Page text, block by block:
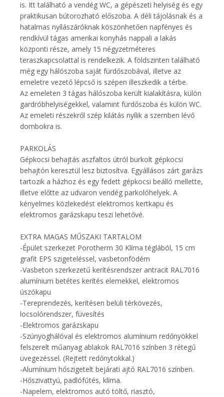
is. Itt található a vendég WC, a gépészeti helyiség és egy
praktikusan bútorozható előszoba. A déli tájolásnak és a
hatalmas nyílászáróknak köszönhetően napfényes és
rendkívül tágas amerikai konyhás nappali a lakás
központi része, amely 15 négyzetméteres
teraszkapcsolattal is rendelkezik. A földszinten található
még egy hálószoba saját fürdőszobával, illetve az
emeletre vezető lépcső is szépen illeszkedik a térbe.
Az emeleten 3 tágas hálószoba került kialakításra, külön
gardróbhelyiségekkel, valamint fürdőszoba és külön WC.
Az emeleti részekről szép kilátás nyílik a szemben lévő
dombokra is.
PARKOLÁS
Gépkocsi behajtás aszfaltos útról burkolt gépkocsi
behajtón keresztül lesz biztosítva. Egyállásos zárt garázs
tartozik a házhoz és egy fedett gépkocsi beálló mellette,
illetve előtte az udvaron vendég parkolóhelyek. A
kényelmes közlekedést elektromos kertkapu és
elektromos garázskapu teszi lehetővé.
EXTRA MAGAS MŰSZAKI TARTALOM
-Épület szerkezet Porotherm 30 Klíma téglából, 15 cm
grafit EPS szigeteléssel, vasbetonfödém
-Vasbeton szerkezetű kerítésrendszer antracit RAL7016
alumínium betétes kerítés elemekkel, elektromos
úszókapu
-Tereprendezés, kerítésen belüli térkövezés,
locsolórendszer, füvesítés
-Elektromos garázskapu
-Szúnyoghálóval és elektromos alumínium redőnyökkel
felszerelt műanyag ablakok RAL7016 színben 3 rétegű
üvegezéssel. (Rejtett redőnytokkal.)
-Alumínium hőszigetelt bejárati ajtó RAL7016 színben.
-Hőszivattyú, padlófűtés, klíma.
-Napelem, elektromos autó töltő, riasztó,